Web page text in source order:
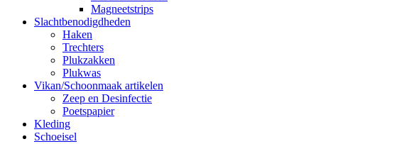
Magneetstrips
Slachtbenodigdheden
Haken
Trechters
Plukzakken
Plukwas
Vikan/Schoonmaak artikelen
Zeep en Desinfectie
Poetspapier
Kleding
Schoeisel